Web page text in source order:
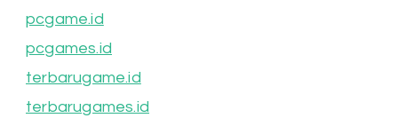
pcgame.id
pcgames.id
terbarugame.id
terbarugames.id